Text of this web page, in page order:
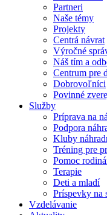
Partneri
Naše témy
Projekty
Centrá návrat
Výročné
Náš tím a
Centrum pre
Dobrovoľníci
Povinné
Služby
Príprava na
Podpora
Kluby
Tréning pre
Pomoc
Terapie
Deti a mladí
Príspevky na
Vzdelávanie